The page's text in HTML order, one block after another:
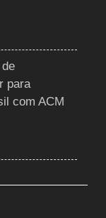
para
com ACM